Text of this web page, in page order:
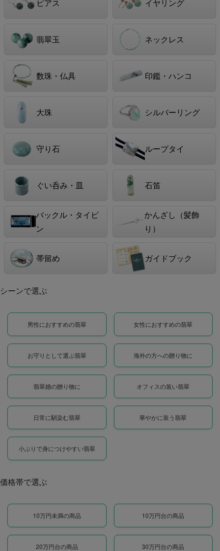
ピアス イヤリング
翡翠玉 ネックレス
数珠・仏具 印鑑・ハンコ
大珠 シルバーリング
守り石 ループタイ
ぐい呑み・皿 石笛
バックル・タイピ
ン
かんざし（髪飾
り）
帯留め ガイドブック
シーンで選ぶ
男性におすすめの翡翠 女性におすすめの翡翠
お守りとして選ぶ翡翠 海外の方への贈り物に
翡翠婚の贈り物に オフィスの装い翡翠
日常に馴染む翡翠 華やかに装う翡翠
小ぶりで身につけやすい翡翠
価格帯で選ぶ
10万円未満の商品 10万円台の商品
20万円台の商品 30万円台の商品